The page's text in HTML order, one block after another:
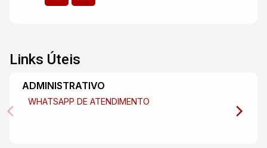
Links Úteis
ADMINISTRATIVO
WHATSAPP DE ATENDIMENTO